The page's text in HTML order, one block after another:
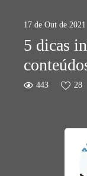
17 de Out de 2021
5 dicas
443 28